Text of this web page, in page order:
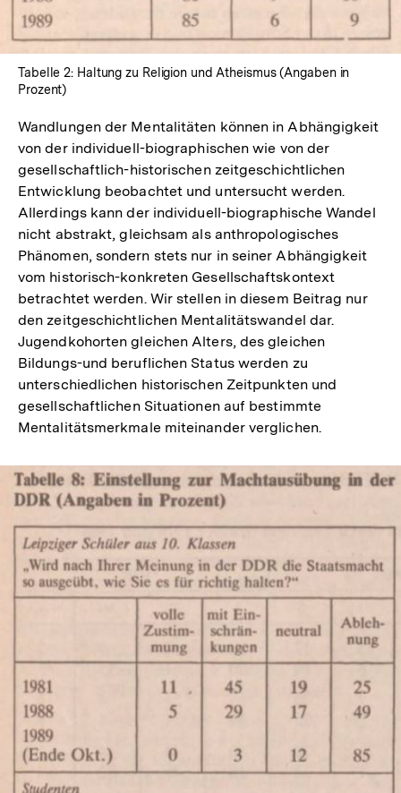
Tabelle 2: Haltung zu Religion und Atheismus (Angaben in
Prozent)
Wandlungen der Mentalitäten können in Abhängigkeit
von der individuell-biographischen wie von der
gesellschaftlich-historischen zeitgeschichtlichen
Entwicklung beobachtet und untersucht werden.
Allerdings kann der individuell-biographische Wandel
nicht abstrakt, gleichsam als anthropologisches
Phänomen, sondern stets nur in seiner Abhängigkeit
vom historisch-konkreten Gesellschaftskontext
betrachtet werden. Wir stellen in diesem Beitrag nur
den zeitgeschichtlichen Mentalitätswandel dar.
Jugendkohorten gleichen Alters, des gleichen
Bildungs-und beruflichen Status werden zu
unterschiedlichen historischen Zeitpunkten und
gesellschaftlichen Situationen auf bestimmte
Mentalitätsmerkmale miteinander verglichen.
Lightbox
öffnen